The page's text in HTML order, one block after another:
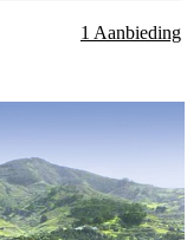
1 Aanbieding